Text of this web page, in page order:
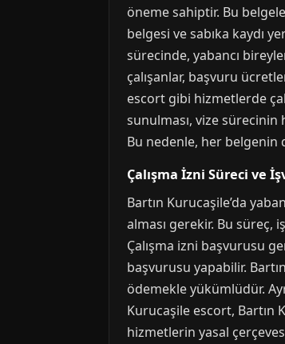
öneme sahiptir. Bu
belgesi ve sabıka kaydı
sürecinde, yabancı
çalışanlar, başvuru
escort gibi hizmetlerde
sunulması, vize sürecinin
Bu nedenle, her
Çalışma İzni Süreci ve
Bartın Kurucaşile’da
alması gerekir. Bu süreç,
Çalışma izni başvurusu
başvurusu yapabilir.
ödemekle yükümlüdür.
Kurucaşile escort, Bartın
hizmetlerin yasal